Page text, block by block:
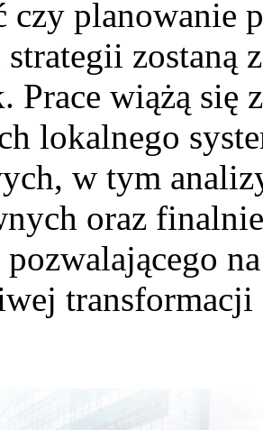
czy planowanie
zostaną
Prace wiążą się
lokalnego
w tym
oraz
pozwalającego
transformacji